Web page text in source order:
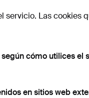
586
servicio. Las cookies
cómo utilices el
en sitios web